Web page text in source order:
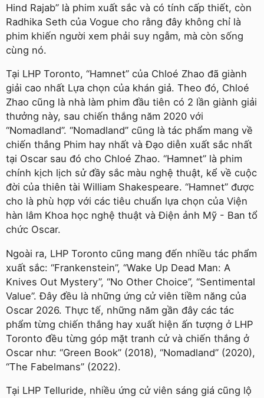
Hind Rajab” là phim xuất sắc và có tính cấp thiết, còn
Radhika Seth của Vogue cho rằng đây không chỉ là
phim khiến người xem phải suy ngẫm, mà còn sống
cùng nó.
Tại LHP Toronto, “Hamnet” của Chloé Zhao đã giành
giải cao nhất Lựa chọn của khán giả. Theo đó, Chloé
Zhao cũng là nhà làm phim đầu tiên có 2 lần giành giải
thưởng này, sau chiến thắng năm 2020 với
“Nomadland”. “Nomadland” cũng là tác phẩm mang về
chiến thắng Phim hay nhất và Đạo diễn xuất sắc nhất
tại Oscar sau đó cho Chloé Zhao. “Hamnet” là phim
chính kịch lịch sử đầy sắc màu nghệ thuật, kể về cuộc
đời của thiên tài William Shakespeare. “Hamnet” được
cho là phù hợp với các tiêu chuẩn lựa chọn của Viện
hàn lâm Khoa học nghệ thuật và Điện ảnh Mỹ - Ban tổ
chức Oscar.
Ngoài ra, LHP Toronto cũng mang đến nhiều tác phẩm
xuất sắc: “Frankenstein”, “Wake Up Dead Man: A
Knives Out Mystery”, “No Other Choice”, “Sentimental
Value”. Đây đều là những ứng cử viên tiềm năng của
Oscar 2026. Thực tế, những năm gần đây các tác
phẩm từng chiến thắng hay xuất hiện ấn tượng ở LHP
Toronto đều từng góp mặt tranh cử và chiến thắng ở
Oscar như: “Green Book” (2018), “Nomadland” (2020),
“The Fabelmans” (2022).
Tại LHP Telluride, nhiều ứng cử viên sáng giá cũng lộ